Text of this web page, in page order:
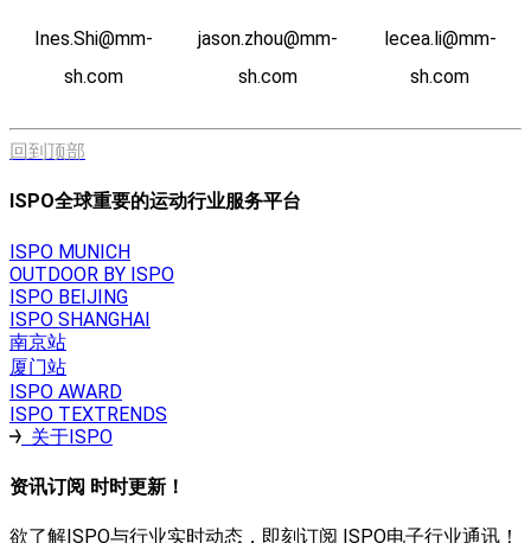
Ines.Shi@mm-
sh.com
jason.zhou@mm-
sh.com
lecea.li@mm-
sh.com
回到顶部
ISPO全球重要的运动行业服务平台
ISPO MUNICH
OUTDOOR BY ISPO
ISPO BEIJING
ISPO SHANGHAI
南京站
厦门站
ISPO AWARD
ISPO TEXTRENDS
关于ISPO
资讯订阅 时时更新！
欲了解ISPO与行业实时动态，即刻订阅 ISPO电子行业通讯！